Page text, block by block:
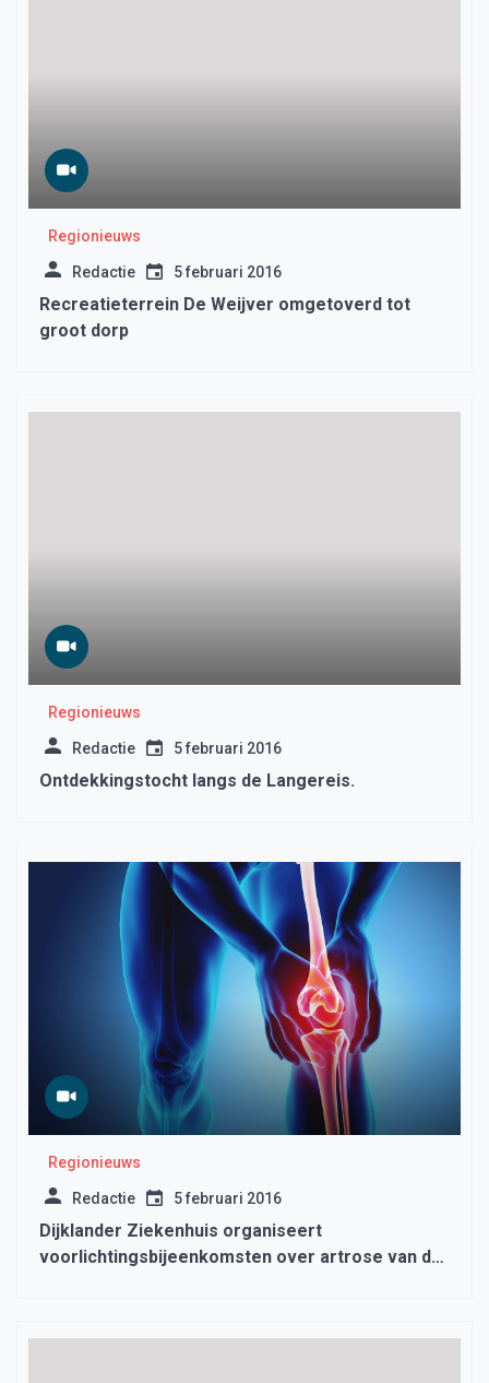
Regionieuws
Redactie 5 februari 2016
Recreatieterrein De Weijver omgetoverd tot
groot dorp
Regionieuws
Redactie 5 februari 2016
Ontdekkingstocht langs de Langereis.
Regionieuws
Redactie 5 februari 2016
Dijklander Ziekenhuis organiseert
voorlichtingsbijeenkomsten over artrose van de